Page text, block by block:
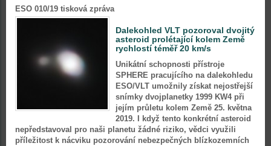
ESO 010/19 tisková zpráva
Dalekohled VLT pozoroval dvojitý
asteroid prolétající kolem Země
rychlostí téměř 20 km/s
Unikátní schopnosti přístroje
SPHERE pracujícího na dalekohledu
ESO/VLT umožnily získat nejostřejší
snímky dvojplanetky 1999 KW4 při
jejím průletu kolem Země 25. května
2019. I když tento konkrétní asteroid
nepředstavoval pro naši planetu žádné riziko, vědci využili
příležitost k nácviku pozorování nebezpečných blízkozemních